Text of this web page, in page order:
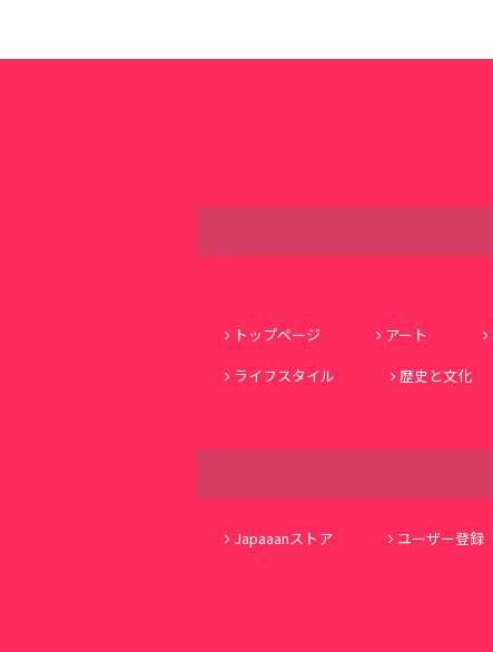
トップページ
アート
ライフスタイル
歴史と文化
Japaaanストア ユーザー登録